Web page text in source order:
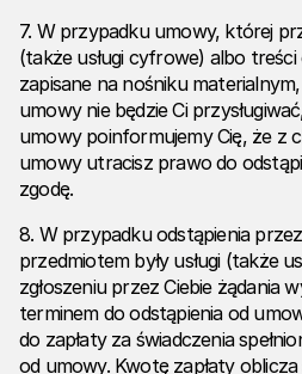
7. W przypadku umowy, której
(także usługi cyfrowe) albo
zapisane na nośniku
umowy nie będzie Ci
umowy poinformujemy Cię, że z
umowy utracisz prawo do
zgodę.
8. W przypadku odstąpienia
przedmiotem były usługi (także
zgłoszeniu przez Ciebie żądania
terminem do odstąpienia od
do zapłaty za świadczenia
od umowy. Kwotę zapłaty